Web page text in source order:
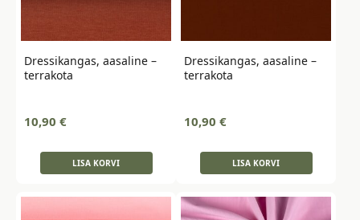
Dressikangas, aasaline –
terrakota
10,90 €
LISA KORVI
Dressikangas, aasaline –
terrakota
10,90 €
LISA KORVI